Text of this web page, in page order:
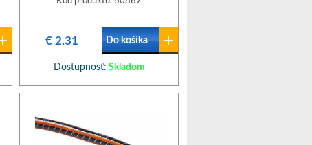
€ 2.31 Do košíka
Dostupnosť: Skladom